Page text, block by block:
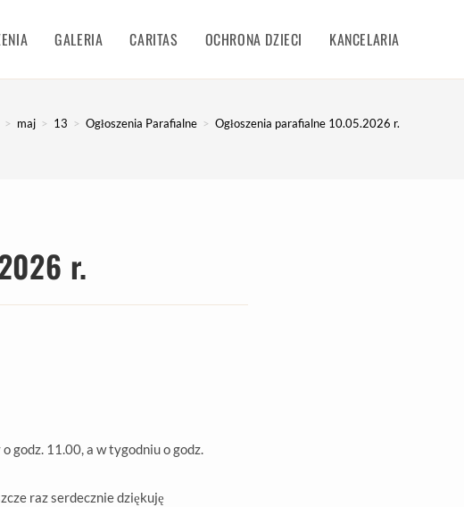
GALERIA CARITAS OCHRONA DZIECI KANCELARIA
> maj > 13 > Ogłoszenia Parafialne > Ogłoszenia parafialne 10.05.2026 r.
r.
godz. 11.00, a w tygodniu o godz.
raz serdecznie dziękuję